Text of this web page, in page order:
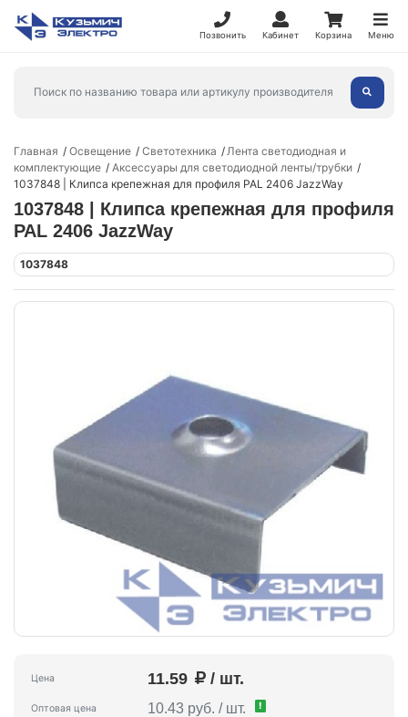
Позвонить Кабинет Корзина Меню
Главная Освещение Светотехника
Лента светодиодная и
комплектующие
Аксессуары для светодиодной ленты/трубки
1037848 | Клипса крепежная для профиля PAL 2406 JazzWay
1037848 | Клипса крепежная для профиля
PAL 2406 JazzWay
1037848
Цена 11.59 / шт.
Оптовая цена 10.43 руб. / шт. !